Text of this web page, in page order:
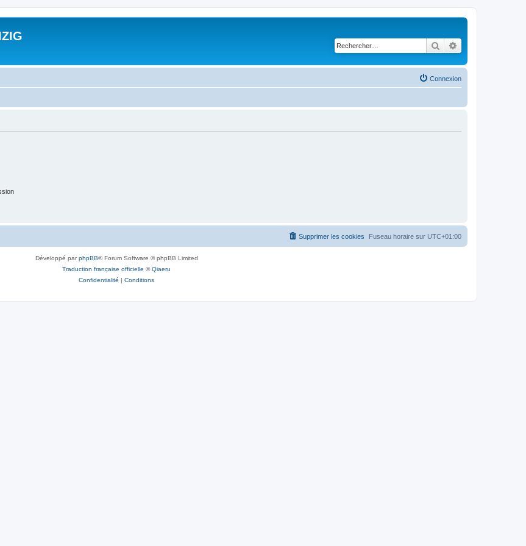
Rechercher
Connexion
Fuseau horaire sur UTC+01:00
Supprimer les cookies
Développé parphpBB® Forum Software © phpBB Limited
Traduction française officielle ©Qiaeru
Confidentialité | Conditions